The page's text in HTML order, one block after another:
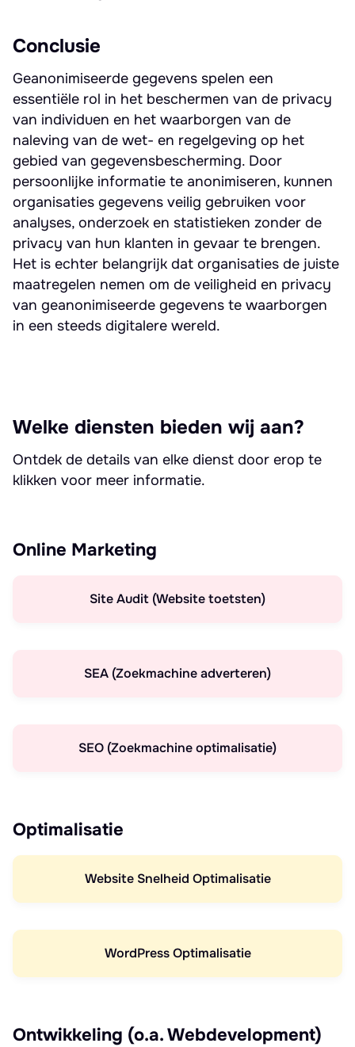
Conclusie
Geanonimiseerde gegevens spelen een
essentiële rol in het beschermen van de privacy
van individuen en het waarborgen van de
naleving van de wet- en regelgeving op het
gebied van gegevensbescherming. Door
persoonlijke informatie te anonimiseren, kunnen
organisaties gegevens veilig gebruiken voor
analyses, onderzoek en statistieken zonder de
privacy van hun klanten in gevaar te brengen.
Het is echter belangrijk dat organisaties de juiste
maatregelen nemen om de veiligheid en privacy
van geanonimiseerde gegevens te waarborgen
in een steeds digitalere wereld.
Welke diensten bieden wij aan?
Ontdek de details van elke dienst door erop te
klikken voor meer informatie.
Online Marketing
Site Audit (Website toetsten)
SEA (Zoekmachine adverteren)
SEO (Zoekmachine optimalisatie)
Optimalisatie
Website Snelheid Optimalisatie
WordPress Optimalisatie
Ontwikkeling (o.a. Webdevelopment)